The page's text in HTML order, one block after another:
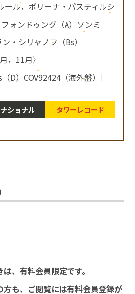
ール，ポリーナ・パスティルシ
ォンドゥング（A）ソンミ
・シリャノフ（Bs）
，11月〉
D）COV92424（海外盤）］
ショナル タワーレコード
、有料会員限定です。
も、ご閲覧には有料会員登録が